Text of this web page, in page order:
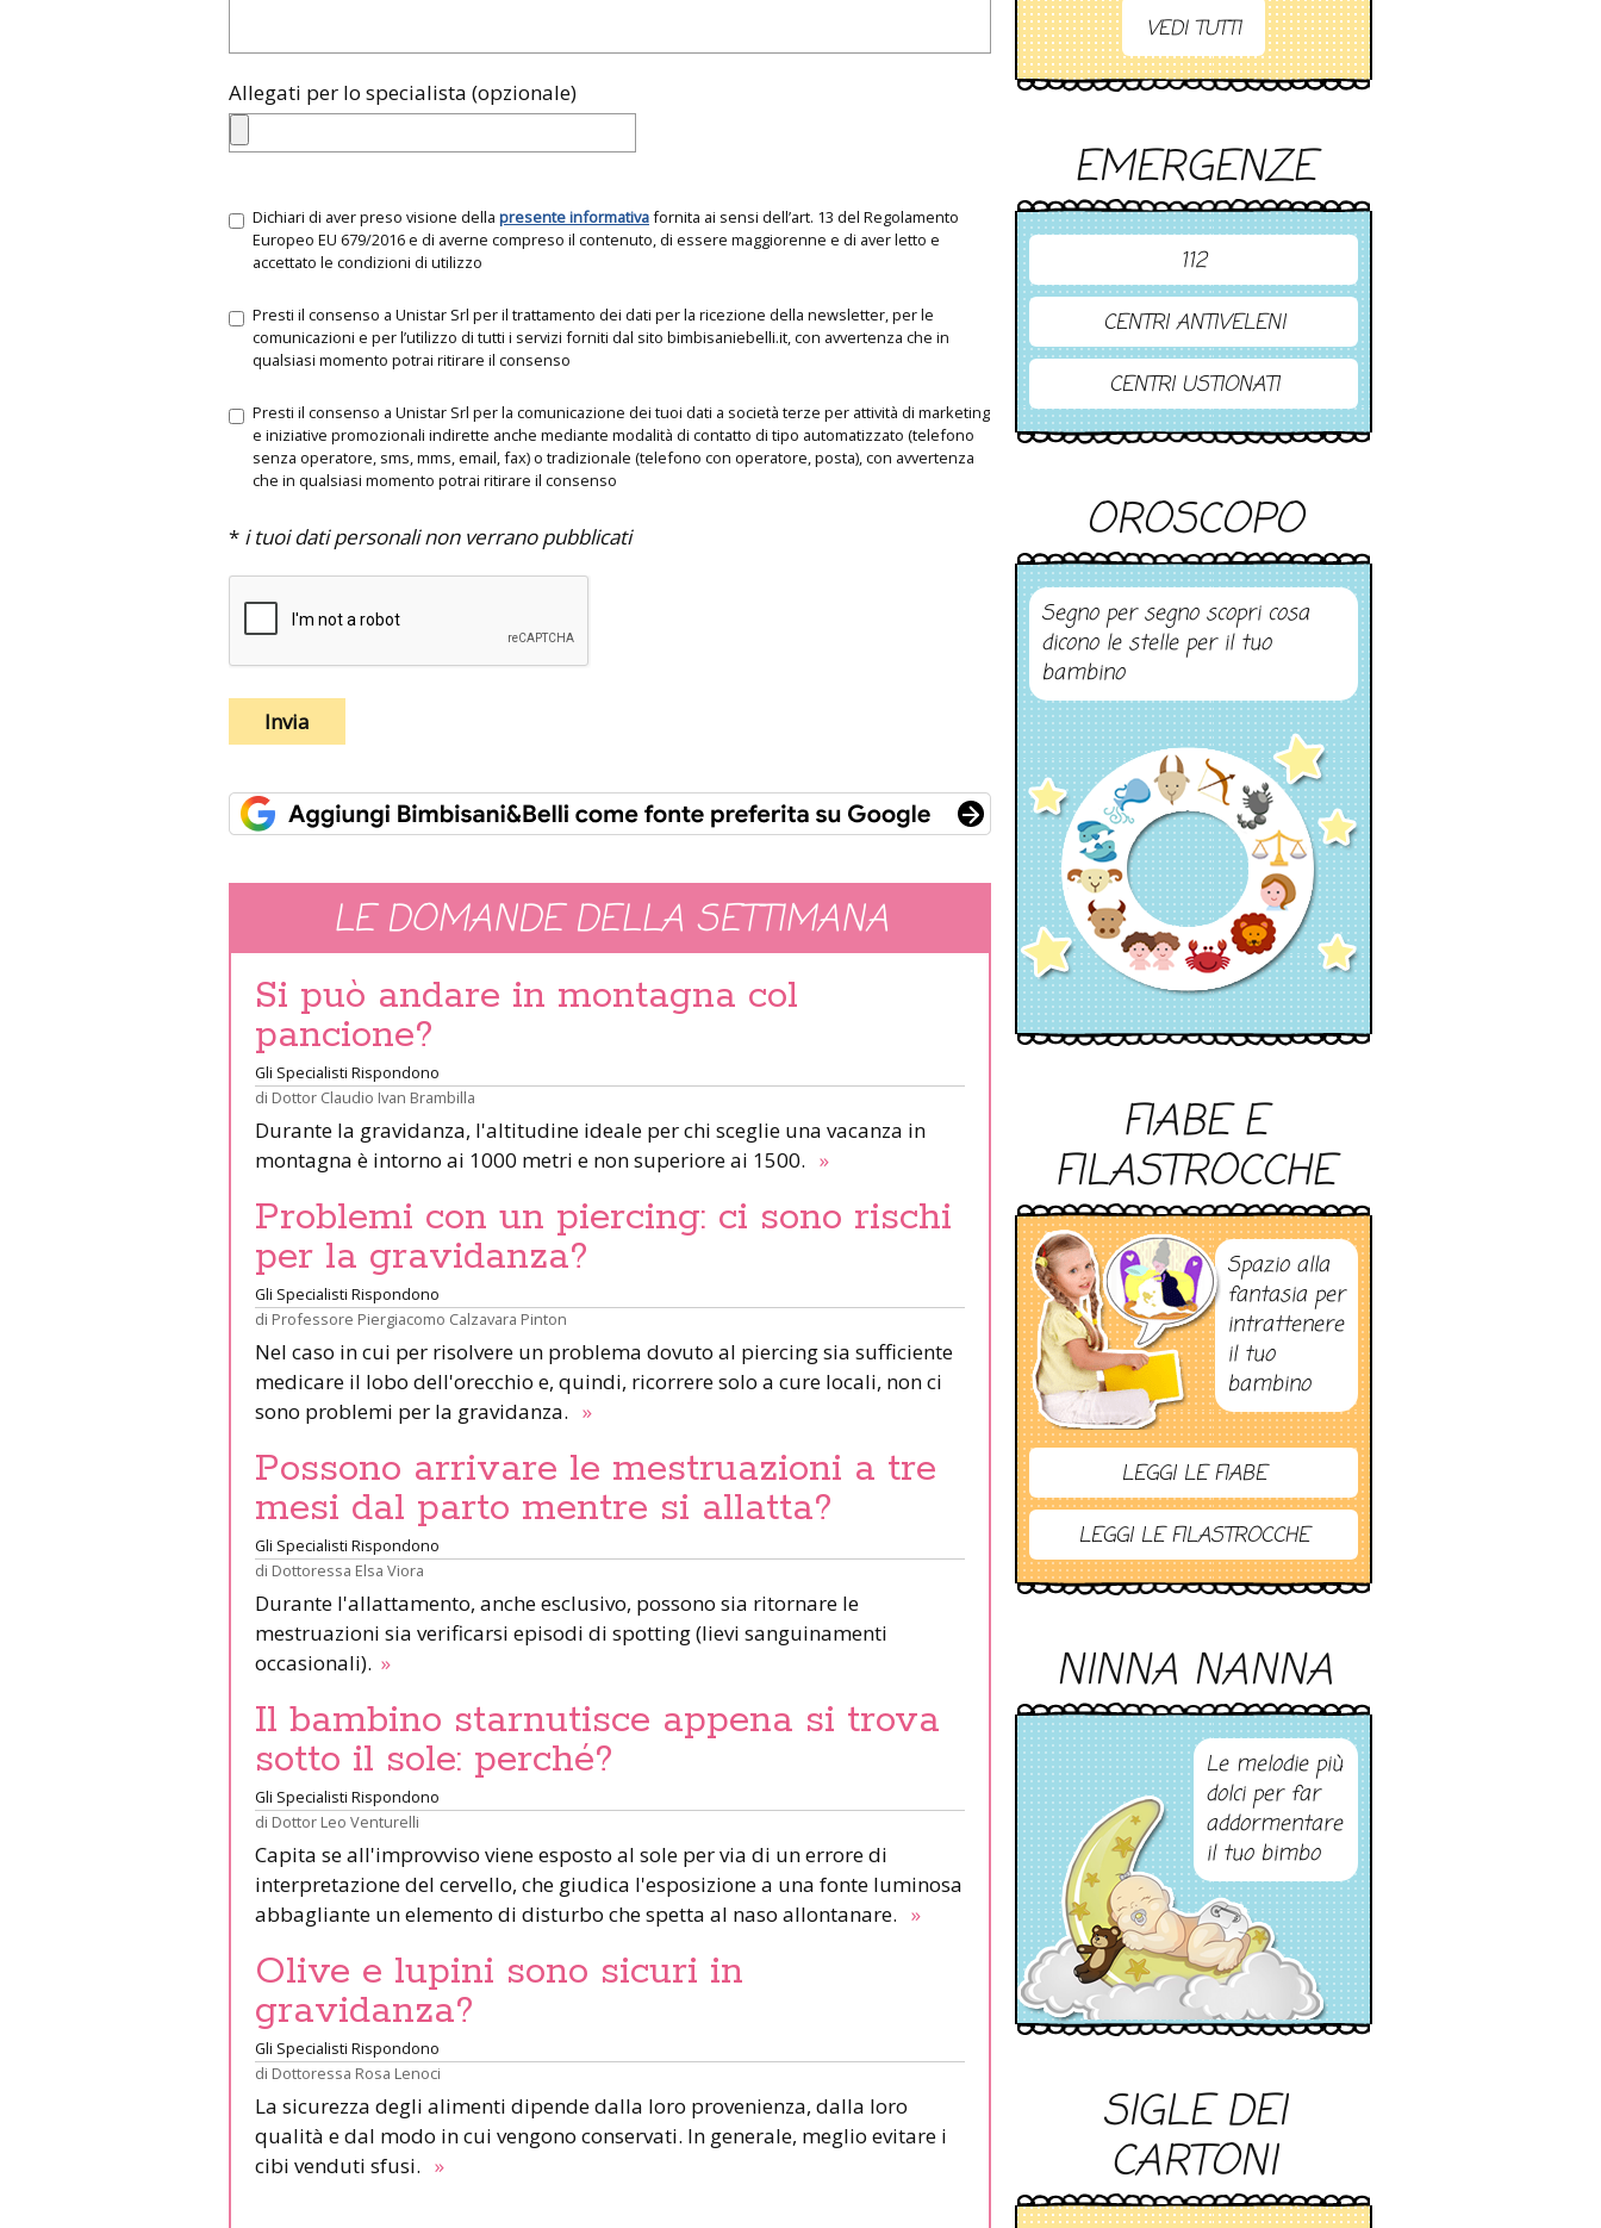
Allegati per lo specialista (opzionale)
Dichiari di aver preso visione della presente informativafornita ai sensi dell’art. 13 del Regolamento
Europeo EU 679/2016 e di averne compreso il contenuto, di essere maggiorenne e di aver letto e
accettato le condizioni di utilizzo
Presti il consenso a Unistar Srl per il trattamento dei dati per la ricezione della newsletter, per le
comunicazioni e per l’utilizzo di tutti i servizi forniti dal sito bimbisaniebelli.it, con avvertenza che in
qualsiasi momento potrai ritirare il consenso
Presti il consenso a Unistar Srl per la comunicazione dei tuoi dati a società terze per attività di marketing
e iniziative promozionali indirette anche mediante modalità di contatto di tipo automatizzato (telefono
senza operatore, sms, mms, email, fax) o tradizionale (telefono con operatore, posta), con avvertenza
che in qualsiasi momento potrai ritirare il consenso
* i tuoi dati personali non verrano pubblicati
LE DOMANDE DELLA SETTIMANA
Si può andare in montagna col
pancione?
Gli Specialisti Rispondono
di Dottor Claudio Ivan Brambilla
Durante la gravidanza, l'altitudine ideale per chi sceglie una vacanza in
montagna è intorno ai 1000 metri e non superiore ai 1500. »
Problemi con un piercing: ci sono rischi
per la gravidanza?
Gli Specialisti Rispondono
di Professore Piergiacomo Calzavara Pinton
Nel caso in cui per risolvere un problema dovuto al piercing sia sufficiente
medicare il lobo dell'orecchio e, quindi, ricorrere solo a cure locali, non ci
sono problemi per la gravidanza. »
Possono arrivare le mestruazioni a tre
mesi dal parto mentre si allatta?
Gli Specialisti Rispondono
di Dottoressa Elsa Viora
Durante l'allattamento, anche esclusivo, possono sia ritornare le
mestruazioni sia verificarsi episodi di spotting (lievi sanguinamenti
occasionali). »
Il bambino starnutisce appena si trova
sotto il sole: perché?
Gli Specialisti Rispondono
di Dottor Leo Venturelli
Capita se all'improvviso viene esposto al sole per via di un errore di
interpretazione del cervello, che giudica l'esposizione a una fonte luminosa
abbagliante un elemento di disturbo che spetta al naso allontanare. »
Olive e lupini sono sicuri in
gravidanza?
Gli Specialisti Rispondono
di Dottoressa Rosa Lenoci
La sicurezza degli alimenti dipende dalla loro provenienza, dalla loro
qualità e dal modo in cui vengono conservati. In generale, meglio evitare i
cibi venduti sfusi. »
VEDI TUTTI
EMERGENZE
112
CENTRI ANTIVELENI
CENTRI USTIONATI
OROSCOPO
Segno per segno scopri cosa
dicono le stelle per il tuo
bambino
FIABE E
FILASTROCCHE
Spazio alla
fantasia per
intrattenere
il tuo
bambino
LEGGI LE FIABE
LEGGI LE FILASTROCCHE
NINNA NANNA
Le melodie più
dolci per far
addormentare
il tuo bimbo
SIGLE DEI
CARTONI